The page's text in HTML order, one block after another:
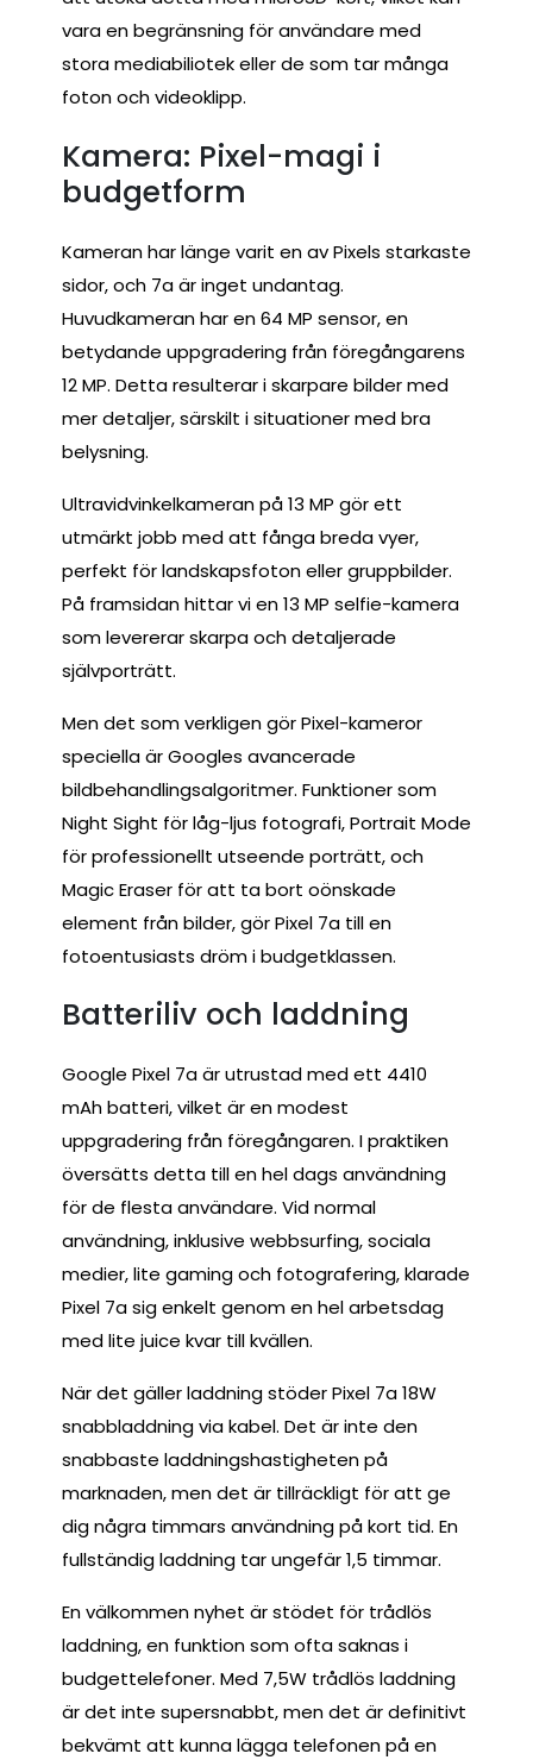
vara en begränsning för användare med
stora mediabiliotek eller de som tar många
foton och videoklipp.
Kamera: Pixel-magi i
budgetform
Kameran har länge varit en av Pixels starkaste
sidor, och 7a är inget undantag.
Huvudkameran har en 64 MP sensor, en
betydande uppgradering från föregångarens
12 MP. Detta resulterar i skarpare bilder med
mer detaljer, särskilt i situationer med bra
belysning.
Ultravidvinkelkameran på 13 MP gör ett
utmärkt jobb med att fånga breda vyer,
perfekt för landskapsfoton eller gruppbilder.
På framsidan hittar vi en 13 MP selfie-kamera
som levererar skarpa och detaljerade
självporträtt.
Men det som verkligen gör Pixel-kameror
speciella är Googles avancerade
bildbehandlingsalgoritmer. Funktioner som
Night Sight för låg-ljus fotografi, Portrait Mode
för professionellt utseende porträtt, och
Magic Eraser för att ta bort oönskade
element från bilder, gör Pixel 7a till en
fotoentusiasts dröm i budgetklassen.
Batteriliv och laddning
Google Pixel 7a är utrustad med ett 4410
mAh batteri, vilket är en modest
uppgradering från föregångaren. I praktiken
översätts detta till en hel dags användning
för de flesta användare. Vid normal
användning, inklusive webbsurfing, sociala
medier, lite gaming och fotografering, klarade
Pixel 7a sig enkelt genom en hel arbetsdag
med lite juice kvar till kvällen.
När det gäller laddning stöder Pixel 7a 18W
snabbladdning via kabel. Det är inte den
snabbaste laddningshastigheten på
marknaden, men det är tillräckligt för att ge
dig några timmars användning på kort tid. En
fullständig laddning tar ungefär 1,5 timmar.
En välkommen nyhet är stödet för trådlös
laddning, en funktion som ofta saknas i
budgettelefoner. Med 7,5W trådlös laddning
är det inte supersnabbt, men det är definitivt
bekvämt att kunna lägga telefonen på en